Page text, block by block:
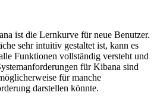
ist die Lernkurve für neue Benutzer.
sehr intuitiv gestaltet ist, kann es
Funktionen vollständig versteht und
für Kibana sind
für manche
darstellen könnte.